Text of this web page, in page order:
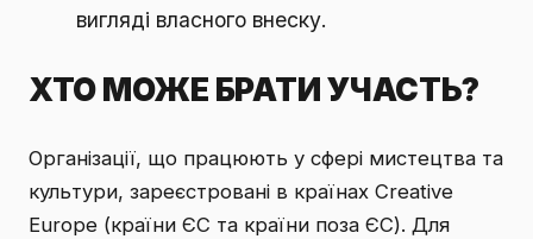
вигляді власного внеску.
ХТО МОЖЕ БРАТИ УЧАСТЬ?
Організації, що працюють у сфері мистецтва та
культури, зареєстровані в країнах Creative
Europe (країни ЄС та країни поза ЄС). Для